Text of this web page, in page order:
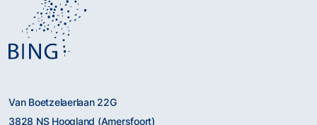
Van Boetzelaerlaan 22G
3828 NS Hoogland (Amersfoort)